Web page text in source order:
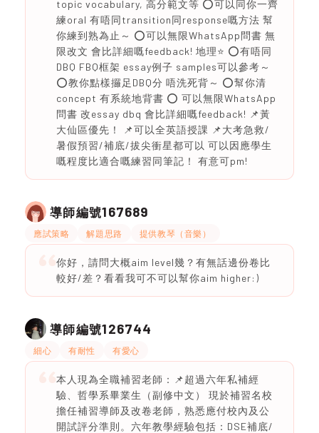
topic vocabulary, 高分範文等 ⭕️可以同你一齊
練oral 有唔同transition同response嘅方法 幫
你練到熟為止～ ⭕️可以無限WhatsApp問書 無
限改文 會比詳細嘅feedback! 地理⭐️ ⭕️有唔同
DBQ FBQ框架 essay例子 samples可以參考～
⭕️教你點樣攞足DBQ分 唔洗死背～ ⭕️幫你清
concept 有系統地背書 ⭕️ 可以無限WhatsApp
問書 改essay dbq 會比詳細嘅feedback! 📌黃
大仙區優先！ 📌可以全英語授課 📌大考急救/
暑假預習/補底/拔尖衝星都可以 可以因應學生
嘅程度比適合嘅練習同筆記！ 有意可pm!
導師編號167689
應試策略 解題思路 提供教琴（音樂）
你好，請問大概aim level幾？有無話邊份卷比
較好/差？看看我可不可以幫你aim higher:)
導師編號126744
細心 有耐性 有愛心
本人現為全職補習老師：📌超過六年私補經
驗、哲學系畢業生（副修中文） 現於補習名校
擔任補習導師及改卷老師，熟悉應付校內及公
開試評分準則。六年教學經驗包括：DSE補底/